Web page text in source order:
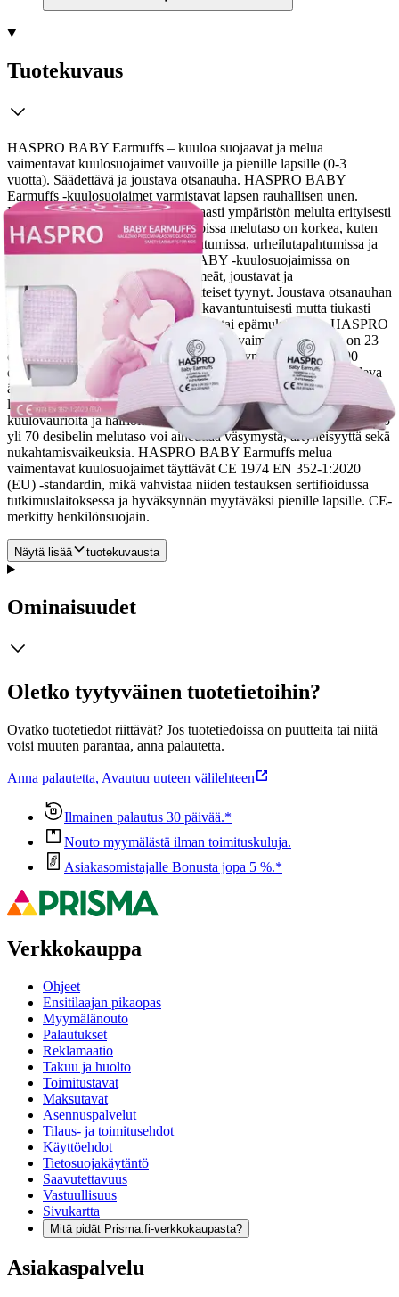
Tuotekuvaus
HASPRO BABY Earmuffs – kuuloa suojaavat ja melua
vaimentavat kuulosuojaimet vauvoille ja pienille lapsille (0-3
vuotta). Säädettävä ja joustava otsanauha. HASPRO BABY
Earmuffs -kuulosuojaimet varmistavat lapsen rauhallisen unen.
Lisäksi ne suojaavat lastasi tehokkaasti ympäristön melulta erityisesti
lentomatkan aikana tai paikoissa, joissa melutaso on korkea, kuten
esimerkiksi konserteissa, ulkotapahtumissa, urheilutapahtumissa ja
ilotulitusnäytöksissä. HASPRO BABY -kuulosuojaimissa on
tehokkaasti melua vähentävät pehmeät, joustavat ja
hypoallergeeniset vaahtomuovitäytteiset tyynyt. Joustava otsanauhan
ansiosta kuulosuojaimet istuvat mukavantuntuisesti mutta tiukasti
lapsen päässä eivätkä aiheuta painetta tai epämukavuutta. HASPRO
BABY Earmuffs -kuulosuojainten melunvaimennusluokitus on 23
dB. Tämä tarkoittaa, että tilanteessa, jossa ympäristö tuottaa 90
desibelin melua (esim. ruohonleikkurin ääni), lapsesi korviin tuleva
ääni vähenee kuulosuojainten ansiosta 67 desibeliin. Tämä suojaa
lasta kuulovaurioilta. Yli 85 desibelin melutasot voivat aiheuttaa
kuulovaurioita ja häiriöitä verenkierron ja hermoston toiminnassa. Jo
yli 70 desibelin melutaso voi aiheuttaa väsymystä, ärtyneisyyttä sekä
nukahtamisvaikeuksia. HASPRO BABY Earmuffs melua
vaimentavat kuulosuojaimet täyttävät CE 1974 EN 352-1:2020
(EU) -standardin, mikä vahvistaa niiden testauksen sertifioidussa
tutkimuslaitoksessa ja hyväksynnän myytäväksi pienille lapsille. CE-
merkitty henkilönsuojain.
Näytä lisää tuotekuvausta
Ominaisuudet
Oletko tyytyväinen tuotetietoihin?
Ovatko tuotetiedot riittävät? Jos tuotetiedoissa on puutteita tai niitä
voisi muuten parantaa, anna palautetta.
Anna palautetta, Avautuu uuteen välilehteen
Ilmainen palautus 30 päivää.*
Nouto myymälästä ilman toimituskuluja.
Asiakasomistajalle Bonusta jopa 5 %.*
Verkkokauppa
Ohjeet
Ensitilaajan pikaopas
Myymälänouto
Palautukset
Reklamaatio
Takuu ja huolto
Toimitustavat
Maksutavat
Asennuspalvelut
Tilaus- ja toimitusehdot
Käyttöehdot
Tietosuojakäytäntö
Saavutettavuus
Vastuullisuus
Sivukartta
Mitä pidät Prisma.fi-verkkokaupasta?
Asiakaspalvelu